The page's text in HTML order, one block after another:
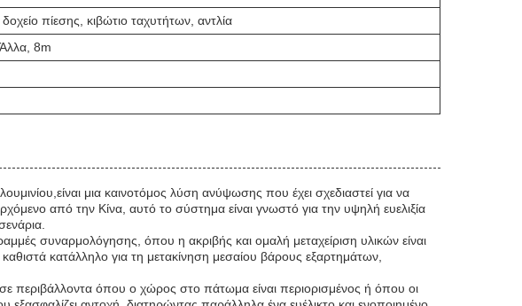
πίεσης, κιβώτιο ταχυτήτων, αντλία
8m
μια καινοτόμος λύση ανύψωσης που έχει σχεδιαστεί για να
από την Κίνα, αυτό το σύστημα είναι γνωστό για την υψηλή ευελιξία
συναρμολόγησης, όπου η ακριβής και ομαλή μεταχείριση υλικών είναι
κατάλληλο για τη μετακίνηση μεσαίου βάρους εξαρτημάτων,
περιβάλλοντα όπου ο χώρος στο πάτωμα είναι περιορισμένος ή όπου οι